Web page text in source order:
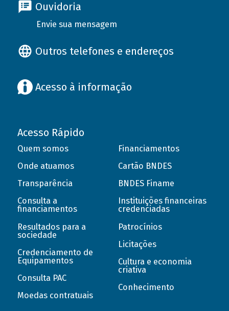
Ouvidoria
Envie sua mensagem
Outros telefones e endereços
Acesso à informação
Acesso Rápido
Quem somos
Onde atuamos
Transparência
Consulta a
financiamentos
Resultados para a
sociedade
Credenciamento de
Equipamentos
Consulta PAC
Moedas contratuais
Financiamentos
Cartão BNDES
BNDES Finame
Instituições financeiras
credenciadas
Patrocínios
Licitações
Cultura e economia
criativa
Conhecimento